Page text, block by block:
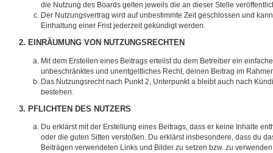
die Nutzung des Boards gelten jeweils die an dieser Stelle
Der Nutzungsvertrag wird auf unbestimmte Zeit geschlossen und
Einhaltung einer Frist jederzeit gekündigt werden.
2. EINRÄUMUNG VON NUTZUNGSRECHTEN
Mit dem Erstellen eines Beitrags erteilst du dem Betreiber ein
unbeschränktes und unentgeltliches Recht, deinen Beitrag im
Das Nutzungsrecht nach Punkt 2, Unterpunkt a bleibt auch nach
bestehen.
3. PFLICHTEN DES NUTZERS
Du erklärst mit der Erstellung eines Beitrags, dass er keine Inhalte
oder die guten Sitten verstoßen. Du erklärst insbesondere, dass du
Beiträgen verwendeten Links und Bilder zu setzen bzw. zu